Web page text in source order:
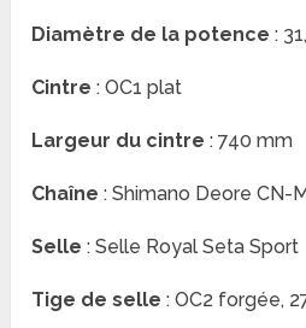
Diamètre de la potence :
Cintre : OC1 plat
Largeur du cintre : 740 mm
Chaîne : Shimano Deore CN-
Selle : Selle Royal Seta Sport
Tige de selle : OC2 forgée,